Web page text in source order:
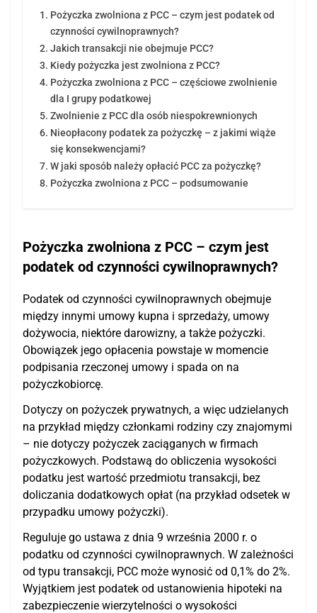
Restrukturyzacja kredytu a zły BIK
Firma w restrukturyzacji a kredyt hipoteczny
Postępowanie restrukturyzacyjne
Pożyczka zwolniona z PCC – czym jest podatek od
czynności cywilnoprawnych?
Jakich transakcji nie obejmuje PCC?
Kiedy pożyczka jest zwolniona z PCC?
Pożyczka zwolniona z PCC – częściowe zwolnienie
dla I grupy podatkowej
Zwolnienie z PCC dla osób niespokrewnionych
Nieopłacony podatek za pożyczkę – z jakimi wiąże
się konsekwencjami?
W jaki sposób należy opłacić PCC za pożyczkę?
Pożyczka zwolniona z PCC – podsumowanie
Pożyczka zwolniona z PCC – czym jest
podatek od czynności cywilnoprawnych?
Podatek od czynności cywilnoprawnych obejmuje
między innymi umowy kupna i sprzedaży, umowy
dożywocia, niektóre darowizny, a także pożyczki.
Obowiązek jego opłacenia powstaje w momencie
podpisania rzeczonej umowy i spada on na
pożyczkobiorcę.
Dotyczy on pożyczek prywatnych, a więc udzielanych
na przykład między członkami rodziny czy znajomymi
– nie dotyczy pożyczek zaciąganych w firmach
pożyczkowych. Podstawą do obliczenia wysokości
podatku jest wartość przedmiotu transakcji, bez
doliczania dodatkowych opłat (na przykład odsetek w
przypadku umowy pożyczki).
Reguluje go ustawa z dnia 9 września 2000 r. o
podatku od czynności cywilnoprawnych. W zależności
od typu transakcji, PCC może wynosić od 0,1% do 2%.
Wyjątkiem jest podatek od ustanowienia hipoteki na
zabezpieczenie wierzytelności o wysokości